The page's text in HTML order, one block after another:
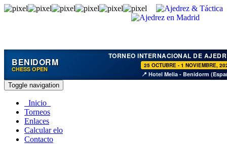
BENIDORM
CHESS OPEN
TORNEO INTERNACIONAL DE
25 OCTUBRE - 1 NOVIEMBRE,
📍 Hotel Melia - Benidorm
Toggle navigation
Inicio
Torneos
Enlaces
Calcular elo
Contacto